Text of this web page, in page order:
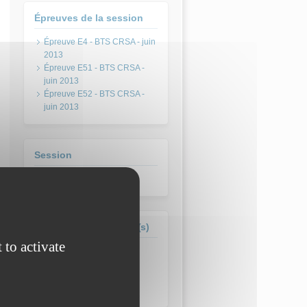
Épreuves de la session
Épreuve E4 - BTS CRSA - juin
2013
Épreuve E51 - BTS CRSA -
juin 2013
Épreuve E52 - BTS CRSA -
juin 2013
Session
Formation(s) concernée(s)
to activate